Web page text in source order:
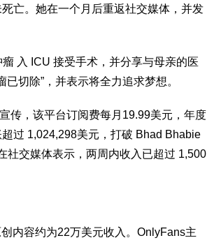
亡。她在一个月后重返社交媒体，并发
入 ICU 接受手术，并分享与母亲的医
切除”，并表示将全力追求梦想。
传，该平台订阅费每月19.99美元，年度
过 1,024,298美元，打破 Bhad Bhabie
社交媒体表示，两周内收入已超过 1,500
内容约为22万美元收入。OnlyFans主